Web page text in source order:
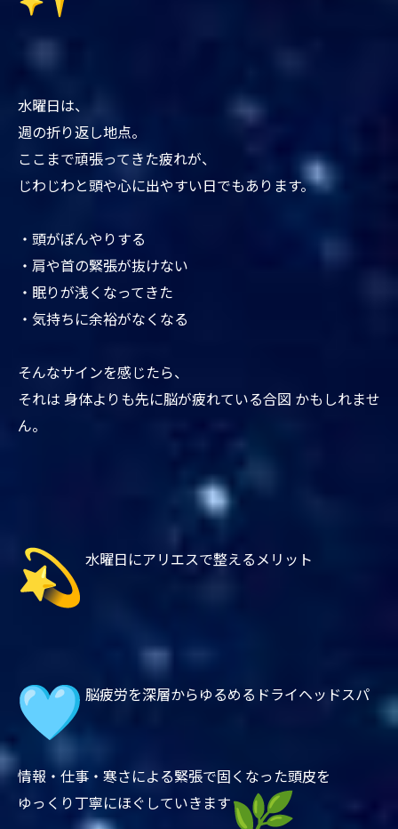
水曜日は、
週の折り返し地点。
ここまで頑張ってきた疲れが、
じわじわと頭や心に出やすい日でもあります。
・頭がぼんやりする
・肩や首の緊張が抜けない
・眠りが浅くなってきた
・気持ちに余裕がなくなる
そんなサインを感じたら、
それは 身体よりも先に脳が疲れている合図 かもしれませ
ん。
水曜日にアリエスで整えるメリット
脳疲労を深層からゆるめるドライヘッドスパ
情報・仕事・寒さによる緊張で固くなった頭皮を
ゆっくり丁寧にほぐしていきます